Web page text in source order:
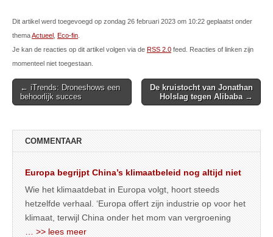
Dit artikel werd toegevoegd op zondag 26 februari 2023 om 10:22 geplaatst onder
themaActueel Eco-fin
Je kan de reacties op dit artikel volgen via de RSS 2.0 feed. Reacties of linken zijn
momenteel niet toegestaan.
Post
navigation
← iTrends: Droneshows een
behoorlijk succes
De kruistocht van Jonathan
Holslag tegen Alibaba→
COMMENTAAR
Europa begrijpt China’s klimaatbeleid nog altijd niet
Wie het klimaatdebat in Europa volgt, hoort steeds
hetzelfde verhaal. ‘Europa offert zijn industrie op voor het
klimaat, terwijl China onder het mom van vergroening
… >> lees meer